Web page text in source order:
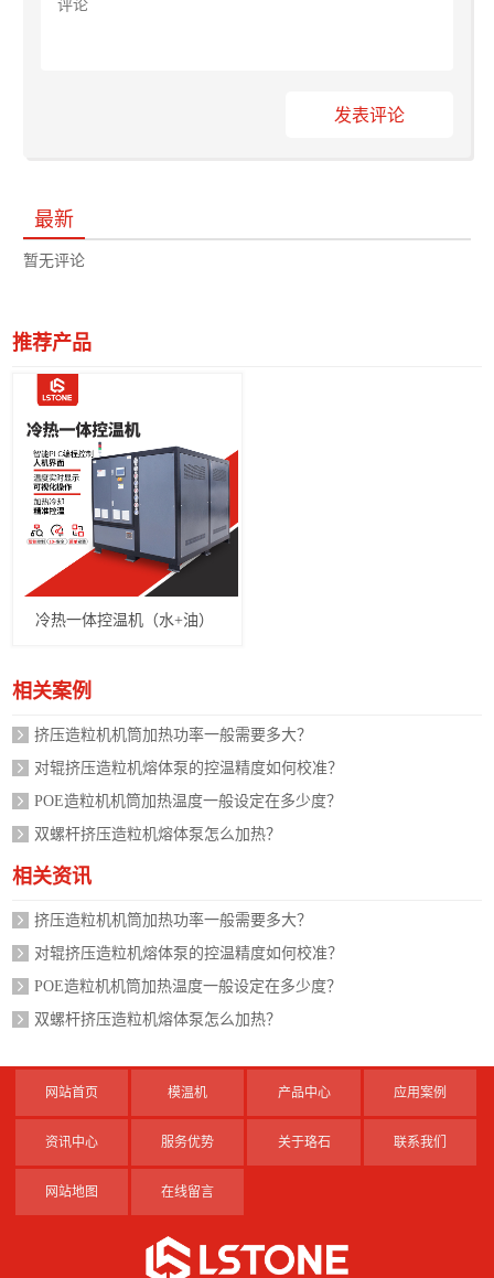
发表评论
最新
暂无评论
推荐产品
冷热一体控温机（水+油）
相关案例
挤压造粒机机筒加热功率一般需要多大？
对辊挤压造粒机熔体泵的控温精度如何校准？
POE造粒机机筒加热温度一般设定在多少度？
双螺杆挤压造粒机熔体泵怎么加热？
相关资讯
挤压造粒机机筒加热功率一般需要多大？
对辊挤压造粒机熔体泵的控温精度如何校准？
POE造粒机机筒加热温度一般设定在多少度？
双螺杆挤压造粒机熔体泵怎么加热？
网站首页 模温机 产品中心 应用案例
资讯中心 服务优势 关于珞石 联系我们
网站地图 在线留言